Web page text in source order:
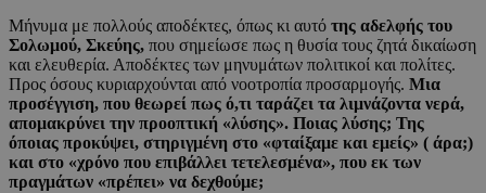
Μήνυμα με πολλούς αποδέκτες, όπως κι αυτό της αδελφής του
Σολωμού, Σκεύης, που σημείωσε πως η θυσία τους ζητά δικαίωση
και ελευθερία. Αποδέκτες των μηνυμάτων πολιτικοί και πολίτες.
Προς όσους κυριαρχούνται από νοοτροπία προσαρμογής. Μια
προσέγγιση, που θεωρεί πως ό,τι ταράζει τα λιμνάζοντα νερά,
απομακρύνει την προοπτική «λύσης». Ποιας λύσης; Της
όποιας προκύψει, στηριγμένη στο «φταίξαμε και εμείς» ( άρα;)
και στο «χρόνο που επιβάλλει τετελεσμένα», που εκ των
πραγμάτων «πρέπει» να δεχθούμε;